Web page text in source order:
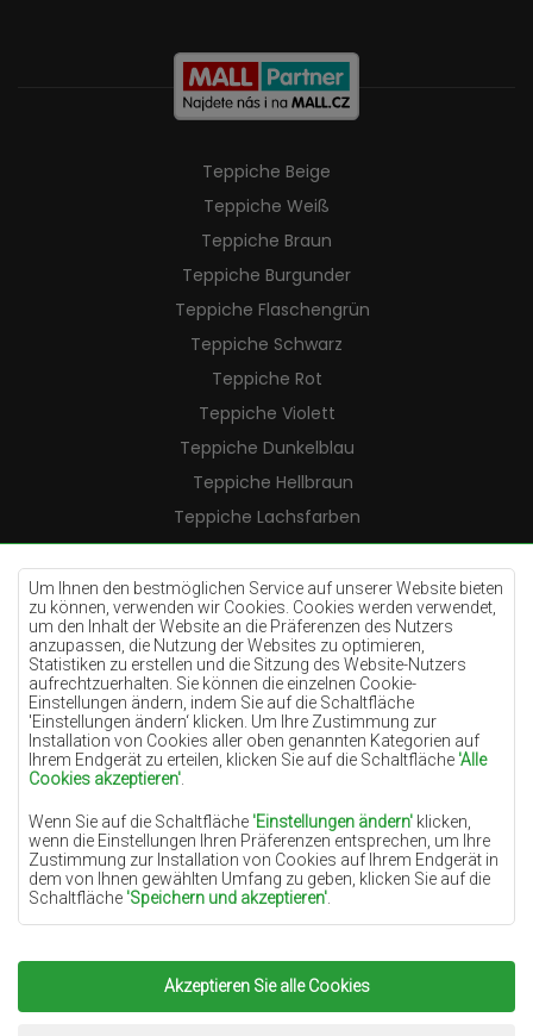
Um Ihnen den bestmöglichen Service auf unserer Website bieten
zu können, verwenden wir Cookies. Cookies werden verwendet,
um den Inhalt der Website an die Präferenzen des Nutzers
anzupassen, die Nutzung der Websites zu optimieren,
Statistiken zu erstellen und die Sitzung des Website-Nutzers
aufrechtzuerhalten. Sie können die einzelnen Cookie-
Einstellungen ändern, indem Sie auf die Schaltfläche
'Einstellungen ändern‘ klicken. Um Ihre Zustimmung zur
Installation von Cookies aller oben genannten Kategorien auf
Ihrem Endgerät zu erteilen, klicken Sie auf die Schaltfläche 'Alle
Cookies akzeptieren'
Wenn Sie auf die Schaltfläche 'Einstellungen ändern' klicken,
wenn die Einstellungen Ihren Präferenzen entsprechen, um Ihre
Zustimmung zur Installation von Cookies auf Ihrem Endgerät in
dem von Ihnen gewählten Umfang zu geben, klicken Sie auf die
Schaltfläche 'Speichern und akzeptieren'
Grundlage für die Verarbeitung das berechtigte Interesse des
Datenverwalters (TEPPICHECHEMEX) oder Dritter in Form der
Bereitstellung qualitativ hochwertiger Dienste auf unserer
Website und der Marketingaktivitäten des Datenverwalters und
Akzeptieren Sie alle Cookies
Teppiche Beige
Teppiche Weiß
Teppiche Braun
Teppiche Burgunder
Teppiche Flaschengrün
Teppiche Schwarz
Teppiche Rot
Teppiche Violett
Teppiche Dunkelblau
Teppiche Hellbraun
Teppiche Lachsfarben
Teppiche Cremefarben
Teppiche Lilac
Teppiche Gelb
Teppiche Pfefferminz
Teppiche Blau
Teppiche Orange
Teppiche Rosa
Teppiche Terrakotte
Teppiche Grün
Teppiche Golden
Copyright 2022Teppiche Chemex.Alle Rechte